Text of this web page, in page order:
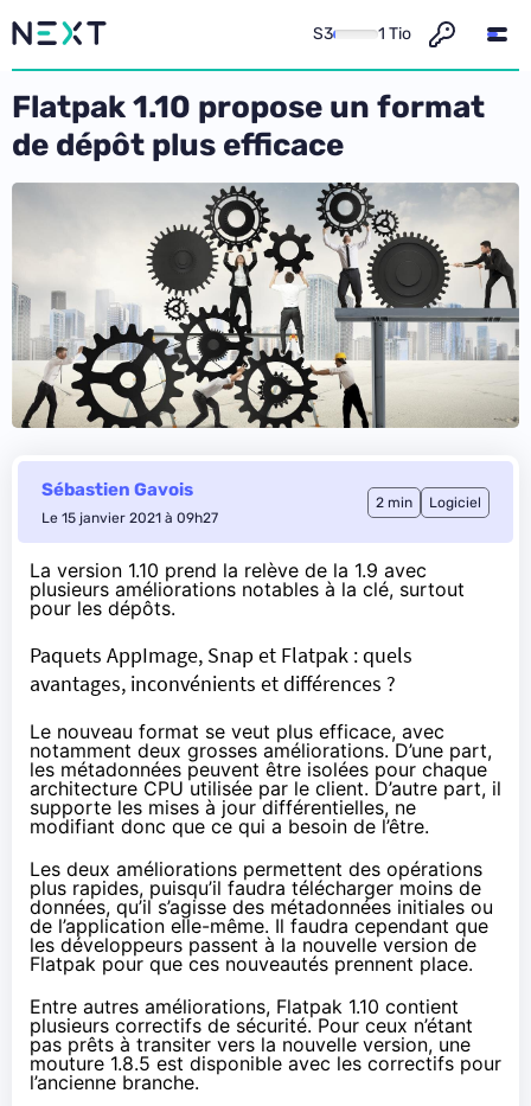
S3 1 Tio
Flatpak 1.10 propose un format
de dépôt plus efficace
Sébastien Gavois
Le 15 janvier 2021 à 09h27
2 min Logiciel
La version 1.10 prend la relève de la 1.9 avec
plusieurs améliorations notables à la clé, surtout
pour les dépôts.
Paquets AppImage, Snap et Flatpak : quels
avantages, inconvénients et différences ?
Le nouveau format se veut plus efficace, avec
notamment deux grosses améliorations. D’une part,
les métadonnées peuvent être isolées pour chaque
architecture CPU utilisée par le client. D’autre part, il
supporte les mises à jour différentielles, ne
modifiant donc que ce qui a besoin de l’être.
Les deux améliorations permettent des opérations
plus rapides, puisqu’il faudra télécharger moins de
données, qu’il s’agisse des métadonnées initiales ou
de l’application elle-même. Il faudra cependant que
les développeurs passent à la nouvelle version de
Flatpak pour que ces nouveautés prennent place.
Entre autres améliorations, Flatpak 1.10 contient
plusieurs correctifs de sécurité. Pour ceux n’étant
pas prêts à transiter vers la nouvelle version, une
mouture 1.8.5 est disponible avec les correctifs pour
l’ancienne branche.